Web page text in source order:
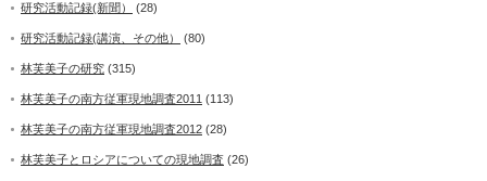
研究活動記録(新聞） (28)
研究活動記録(講演、その他） (80)
林芙美子の研究 (315)
林芙美子の南方従軍現地調査2011 (113)
林芙美子の南方従軍現地調査2012 (28)
林芙美子とロシアについての現地調査 (26)